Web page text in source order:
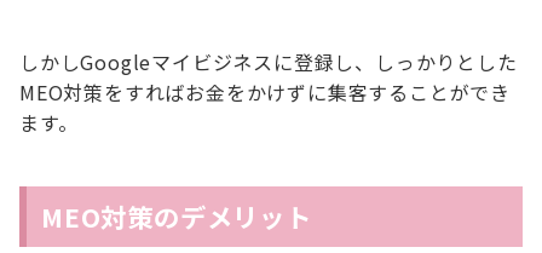
しかしGoogleマイビジネスに登録し、しっかりとした
MEO対策をすればお金をかけずに集客することができ
ます。
MEO対策のデメリット